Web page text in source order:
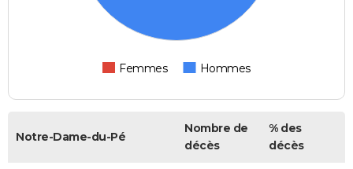
Femmes Hommes
Notre-Dame-du-Pé
Nombre de
décès
% des
décès